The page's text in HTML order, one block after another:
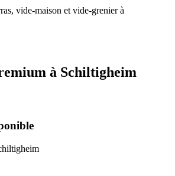
vide-maison et vide-grenier à
à Schiltigheim